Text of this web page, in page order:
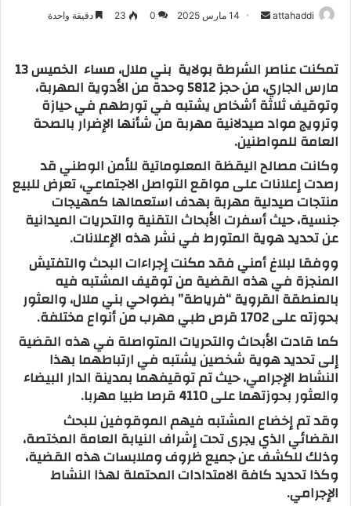
attahaddi
ل
ر
ي
د
ا
إ
ل
ك
ت
ر
و
ن
ي
14 مارس 2025 0
23 دقيقة واحدة
تمكنت عناصر الشرطة بولاية بني ملال، مساء الخميس 13
مارس الجاري، من حجز 5812 وحدة من الأدوية المهربة،
وتوقيف ثلاثة أشخاص يشتبه في تورطهم في حيازة
وترويج مواد صيدلانية مهربة من شأنها الإضرار بالصحة
العامة للمواطنين.
وكانت مصالح اليقظة المعلوماتية للأمن الوطني قد
رصدت إعلانات على مواقع التواصل الاجتماعي، تعرض للبيع
منتجات صيدلية مهربة بهدف استعمالها كمهيجات
جنسية، حيث أسفرت الأبحاث التقنية والتحريات الميدانية
عن تحديد هوية المتورط في نشر هذه الإعلانات.
ووفقا لبلاغ أمني فقد مكنت إجراءات البحث والتفتيش
المنجزة في هذه القضية من توقيف المشتبه فيه
بالمنطقة القروية “فرياطة” بضواحي بني ملال، والعثور
بحوزته على 1702 قرص طبي مهرب من أنواع مختلفة.
كما قادت الأبحاث والتحريات المتواصلة في هذه القضية
إلى تحديد هوية شخصين يشتبه في ارتباطهما بهذا
النشاط الإجرامي، حيث تم توقيفهما بمدينة الدار البيضاء
والعثور بحوزتهما على 4110 قرصا طبيا مهربا.
وقد تم إخضاع المشتبه فيهم الموقوفين للبحث
القضائي الذي يجرى تحت إشراف النيابة العامة المختصة،
وذلك للكشف عن جميع ظروف وملابسات هذه القضية،
وكذا تحديد كافة الامتدادات المحتملة لهذا النشاط
الإجرامي.